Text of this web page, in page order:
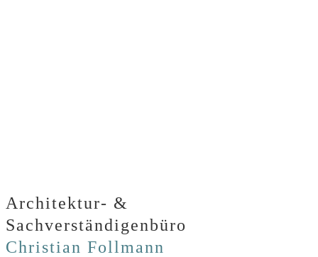
Architektur- &
Sachverständigenbüro
Christian Follmann